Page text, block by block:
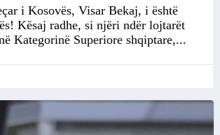
i Kosovës, Visar Bekaj, i është
Kësaj radhe, si njëri ndër lojtarët
Kategorinë Superiore shqiptare,...